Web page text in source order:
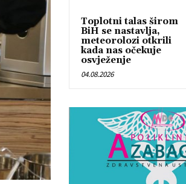
Toplotni talas širom
BiH se nastavlja,
meteorolozi otkrili
kada nas očekuje
osvježenje
04.08.2026